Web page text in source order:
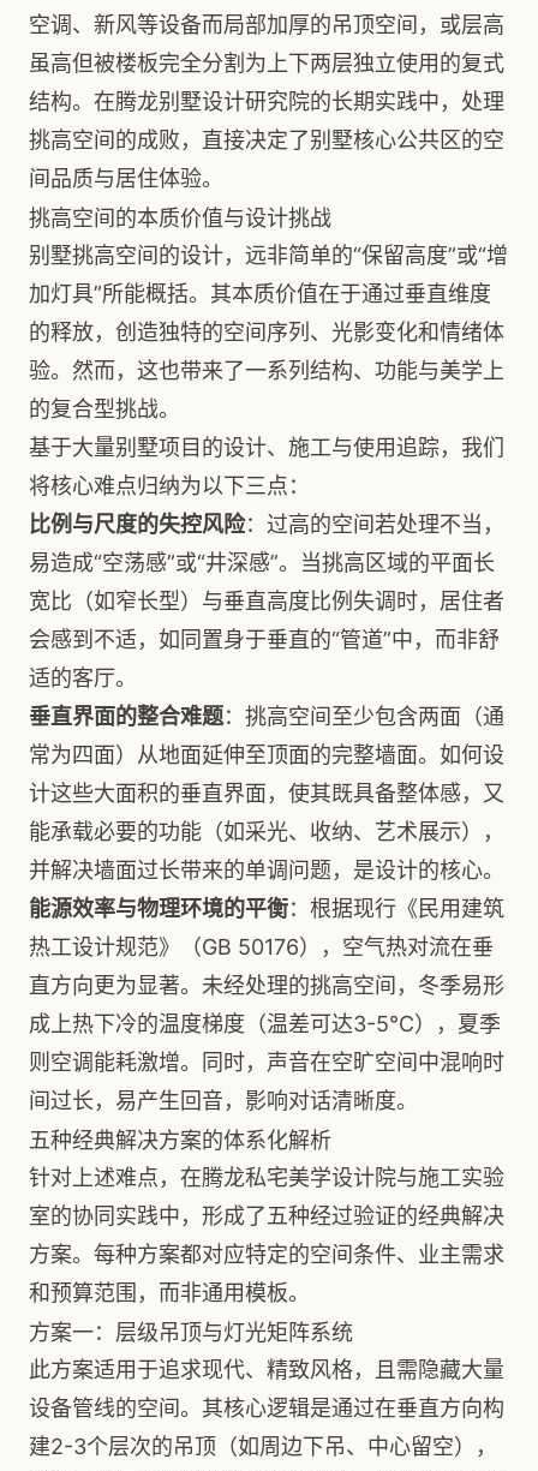
空调、新风等设备而局部加厚的吊顶空间，或层高
虽高但被楼板完全分割为上下两层独立使用的复式
结构。在腾龙别墅设计研究院的长期实践中，处理
挑高空间的成败，直接决定了别墅核心公共区的空
间品质与居住体验。
挑高空间的本质价值与设计挑战
别墅挑高空间的设计，远非简单的“保留高度”或“增
加灯具”所能概括。其本质价值在于通过垂直维度
的释放，创造独特的空间序列、光影变化和情绪体
验。然而，这也带来了一系列结构、功能与美学上
的复合型挑战。
基于大量别墅项目的设计、施工与使用追踪，我们
将核心难点归纳为以下三点：
比例与尺度的失控风险：过高的空间若处理不当，
易造成“空荡感”或“井深感”。当挑高区域的平面长
宽比（如窄长型）与垂直高度比例失调时，居住者
会感到不适，如同置身于垂直的“管道”中，而非舒
适的客厅。
垂直界面的整合难题：挑高空间至少包含两面（通
常为四面）从地面延伸至顶面的完整墙面。如何设
计这些大面积的垂直界面，使其既具备整体感，又
能承载必要的功能（如采光、收纳、艺术展示），
并解决墙面过长带来的单调问题，是设计的核心。
能源效率与物理环境的平衡：根据现行《民用建筑
热工设计规范》（GB 50176），空气热对流在垂
直方向更为显著。未经处理的挑高空间，冬季易形
成上热下冷的温度梯度（温差可达3-5℃），夏季
则空调能耗激增。同时，声音在空旷空间中混响时
间过长，易产生回音，影响对话清晰度。
五种经典解决方案的体系化解析
针对上述难点，在腾龙私宅美学设计院与施工实验
室的协同实践中，形成了五种经过验证的经典解决
方案。每种方案都对应特定的空间条件、业主需求
和预算范围，而非通用模板。
方案一：层级吊顶与灯光矩阵系统
此方案适用于追求现代、精致风格，且需隐藏大量
设备管线的空间。其核心逻辑是通过在垂直方向构
建2-3个层次的吊顶（如周边下吊、中心留空），